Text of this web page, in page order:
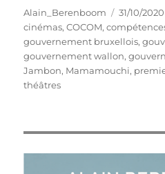
Auteur
Alain_Berenboom
Publié
le
31/10/2020
cinémas,COCOM,
gouvernement bruxellois,
gouvernement wallon,
Jambon, Mamamouchi,
théâtres